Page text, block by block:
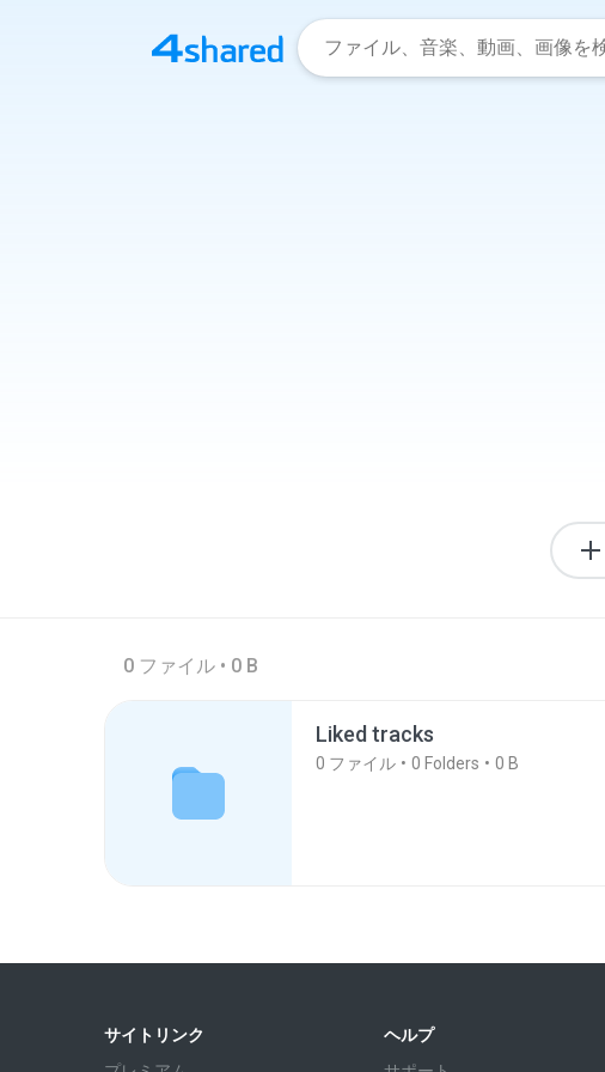
0 ファイル • 0 B
Liked tracks
0 ファイル 0 Folders 0 B
サイトリンク
ヘルプ